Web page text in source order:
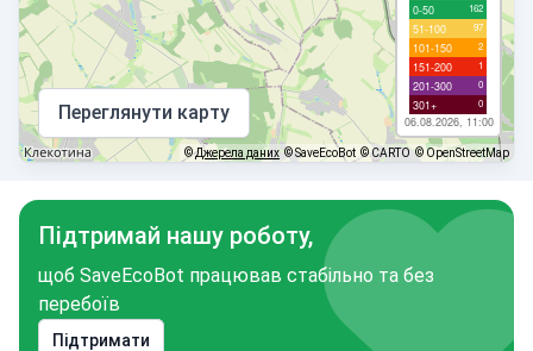
0-50 162
51-100 97
101-150 2
151-200 1
201-300 0
301+ 0
06.08.2026, 11:00
Переглянути карту
©Джерела даних © SaveEcoBot © CARTO © OpenStreetMap
Підтримай нашу роботу,
щоб SaveEcoBot працював стабільно та без
перебоїв
Підтримати